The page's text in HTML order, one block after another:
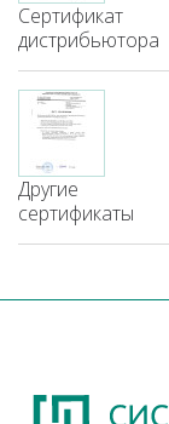
Сертификат
дистрибьютора
Другие
сертификаты